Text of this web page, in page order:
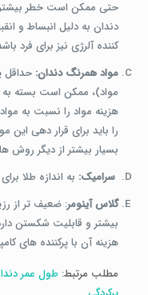
حتی ممکن است خطر
دندان به دلیل انبساط و
کننده آلرژی نیز برای فرد
مواد همرنگ دندان: حداقل
مواد)، ممکن است بسته به
هزینه مواد را نسبت به
را باید برای قرار دهی
بسیار بیشتر از دیگر روش
سرامیک: به اندازه طلا
گلاس آینومر: ضعیف تر از
هزینه آن با پرکننده های
مطلب مرتبط: طول عمر